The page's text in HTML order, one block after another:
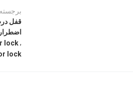
قفل
,
lock
lock